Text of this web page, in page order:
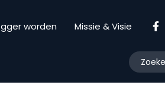
worden Missie & Visie